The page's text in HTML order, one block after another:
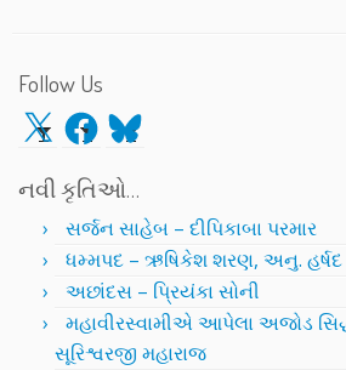
Follow Us
X Facebook
Bluesky
નવી કૃતિઓ…
સર્જન સાહેબ – દીપિકાબા પરમાર
ધમ્મપદ – ઋષિકેશ શરણ, અનુ. હર્ષદ
અછાંદસ – પ્રિયંકા સોની
મહાવીરસ્વામીએ આપેલા અજોડ
સૂરિશ્વરજી મહારાજ